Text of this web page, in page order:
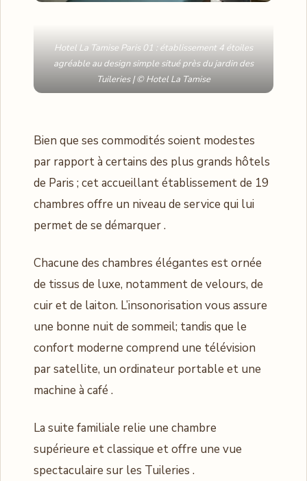
Hotel La Tamise Paris 01 : établissement 4 étoiles
agréable au design simple situé près du jardin des
Tuileries | © Hotel La Tamise
Bien que ses commodités soient modestes
par rapport à certains des plus grands hôtels
de Paris ; cet accueillant établissement de 19
chambres offre un niveau de service qui lui
permet de se démarquer .
Chacune des chambres élégantes est ornée
de tissus de luxe, notamment de velours, de
cuir et de laiton. L’insonorisation vous assure
une bonne nuit de sommeil; tandis que le
confort moderne comprend une télévision
par satellite, un ordinateur portable et une
machine à café .
La suite familiale relie une chambre
supérieure et classique et offre une vue
spectaculaire sur les Tuileries .